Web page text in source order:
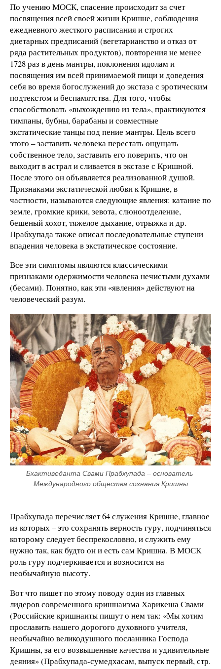
По учению МОСК, спасение происходит за счет
посвящения всей своей жизни Кришне, соблюдения
ежедневного жесткого расписания и строгих
диетарных предписаний (вегетарианство и отказ от
ряда растительных продуктов), повторения не менее
1728 раз в день мантры, поклонения идолам и
посвящения им всей принимаемой пищи и доведения
себя во время богослужений до экстаза с эротическим
подтекстом и беспамятства. Для того, чтобы
способствовать «выхождению из тела», практикуются
тимпаны, бубны, барабаны и совместные
экстатические танцы под пение мантры. Цель всего
этого – заставить человека перестать ощущать
собственное тело, заставить его поверить, что он
выходит в астрал и сливается в экстазе с Кришной.
После этого он объявляется реализованной душой.
Признаками экстатической любви к Кришне, в
частности, называются следующие явления: катание по
земле, громкие крики, зевота, слюноотделение,
бешеный хохот, тяжелое дыхание, отрыжка и др.
Прабхупада также описал последовательные ступени
впадения человека в экстатическое состояние.
Все эти симптомы являются классическими
признаками одержимости человека нечистыми духами
(бесами). Понятно, как эти «явления» действуют на
человеческий разум.
Бхактиведанта Свами Прабхупада – основатель
Международного общества сознания Кришны
Прабхупада перечисляет 64 служения Кришне, главное
из которых – это сохранять верность гуру, подчиняться
которому следует беспрекословно, и служить ему
нужно так, как будто он и есть сам Кришна. В МОСК
роль гуру подчеркивается и возносится на
необычайную высоту.
Вот что пишет по этому поводу один из главных
лидеров современного кришнаизма Харикеша Свами
(Российские кришнаиты пишут о нем так: «Мы хотим
прославить нашего дорогого духовного учителя,
необычайно великодушного посланника Господа
Кришны, за его возвышенные качества и удивительные
деяния» (Прабхупада-сумедхасам, выпуск первый, стр.